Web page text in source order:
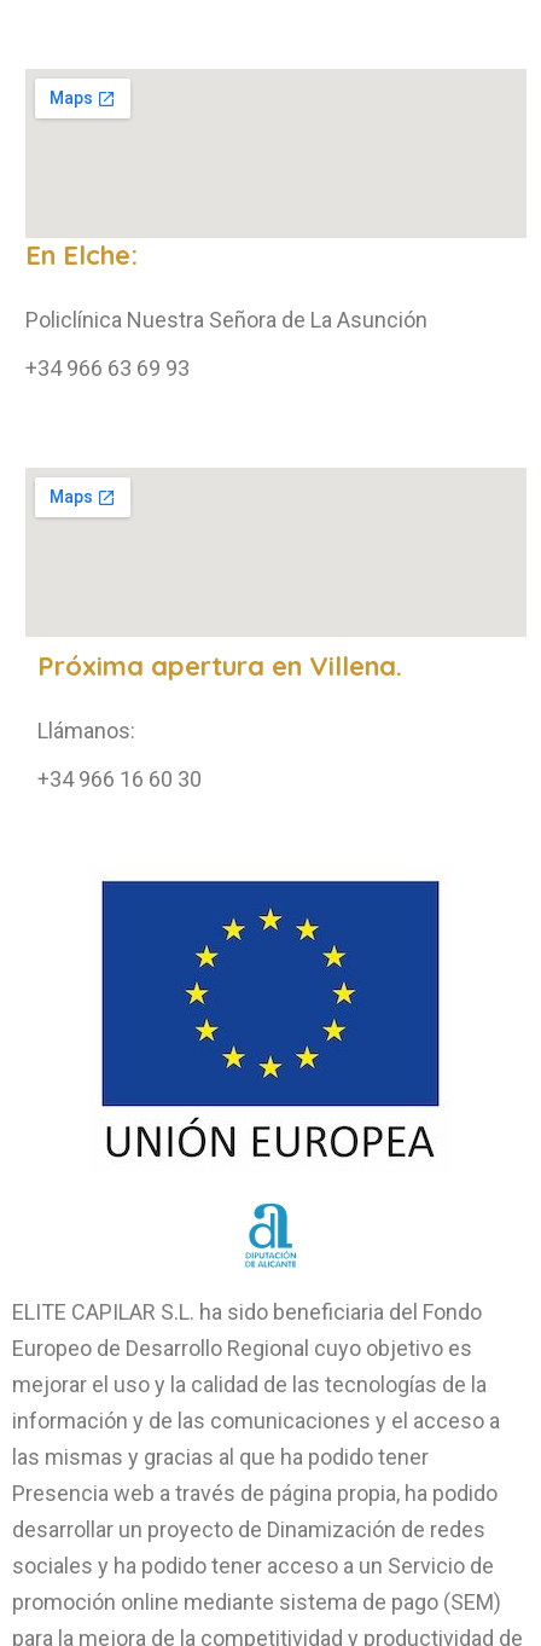
En Elche:
Policlínica Nuestra Señora de La Asunción
+34 966 63 69 93
Próxima apertura en Villena.
Llámanos:
+34 966 16 60 30
ELITE CAPILAR S.L. ha sido beneficiaria del Fondo
Europeo de Desarrollo Regional cuyo objetivo es
mejorar el uso y la calidad de las tecnologías de la
información y de las comunicaciones y el acceso a
las mismas y gracias al que ha podido tener
Presencia web a través de página propia, ha podido
desarrollar un proyecto de Dinamización de redes
sociales y ha podido tener acceso a un Servicio de
promoción online mediante sistema de pago (SEM)
para la mejora de la competitividad y productividad de